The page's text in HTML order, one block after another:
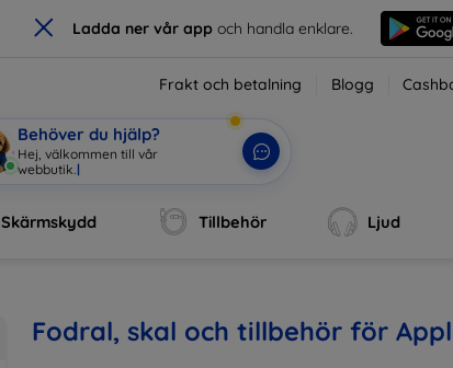
× Ladda ner vår app och handla enklare.
Frakt och betalning Blogg
Behöver du hjälp?
Hej, välko|
Skärmskydd Tillbehör Ljud
Fodral, skal och tillbehör för